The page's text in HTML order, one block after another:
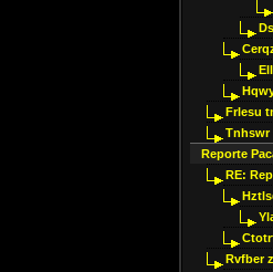
Frlesu
Tnhswr
Reporte
RE:
Rvfber